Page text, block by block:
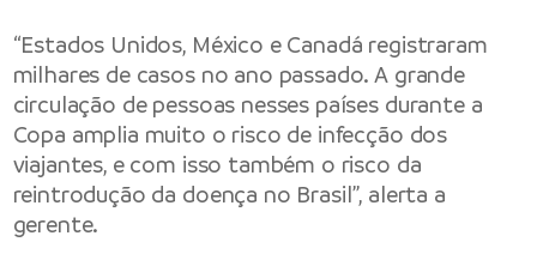
“Estados Unidos, México e Canadá registraram
milhares de casos no ano passado. A grande
circulação de pessoas nesses países durante a
Copa amplia muito o risco de infecção dos
viajantes, e com isso também o risco da
reintrodução da doença no Brasil”, alerta a
gerente.